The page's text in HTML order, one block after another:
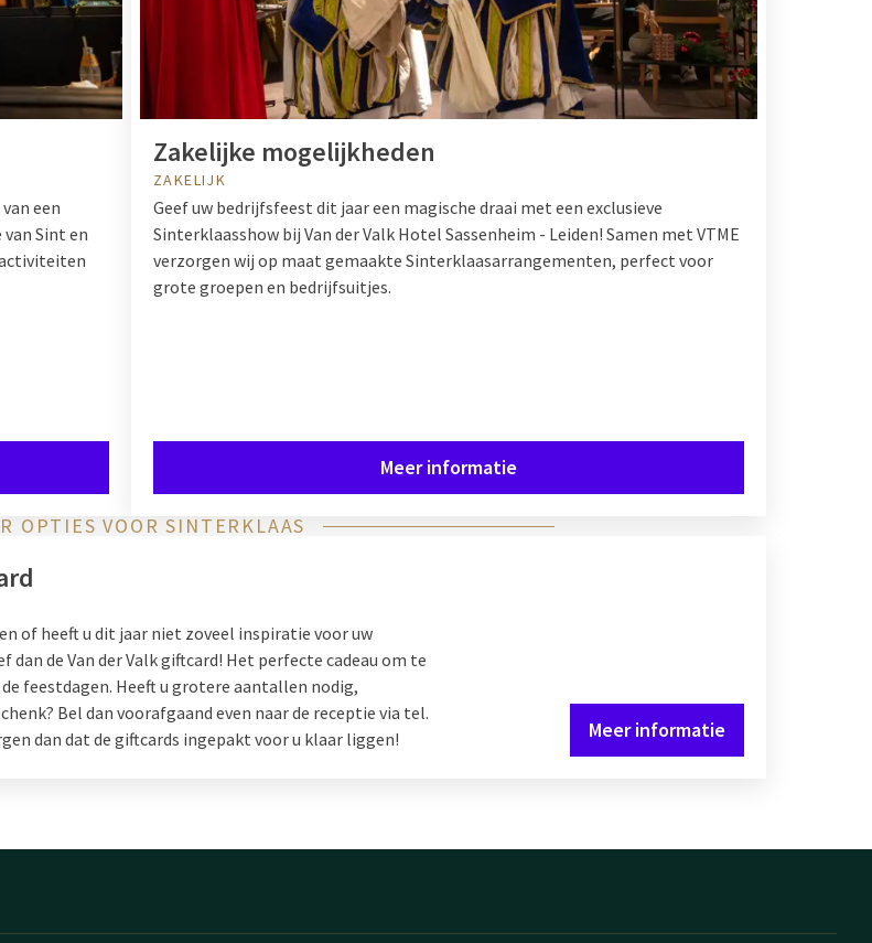
een
Sint en
Zakelijke mogelijkheden
ZAKELIJK
Geef uw bedrijfsfeest dit jaar een magische draai met een exclusieve
Sinterklaasshow bij Van der Valk Hotel Sassenheim - Leiden! Samen met VTME
verzorgen wij op maat gemaakte Sinterklaasarrangementen, perfect voor
grote groepen en bedrijfsuitjes.
Meer informatie
OPTIES VOOR SINTERKLAAS
of heeft u dit jaar niet zoveel inspiratie voor uw
dan de Van der Valk giftcard! Het perfecte cadeau om te
feestdagen. Heeft u grotere aantallen nodig,
Bel dan voorafgaand even naar de receptie via tel.
dan dat de giftcards ingepakt voor u klaar liggen! Meer informatie